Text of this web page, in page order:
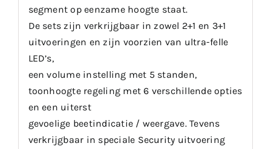
segment op eenzame hoogte staat.
De sets zijn verkrijgbaar in zowel 2+1 en 3+1
uitvoeringen en zijn voorzien van ultra-felle
LED’s,
een volume instelling met 5 standen,
toonhoogte regeling met 6 verschillende opties
en een uiterst
gevoelige beetindicatie / weergave. Tevens
verkrijgbaar in speciale Security uitvoering